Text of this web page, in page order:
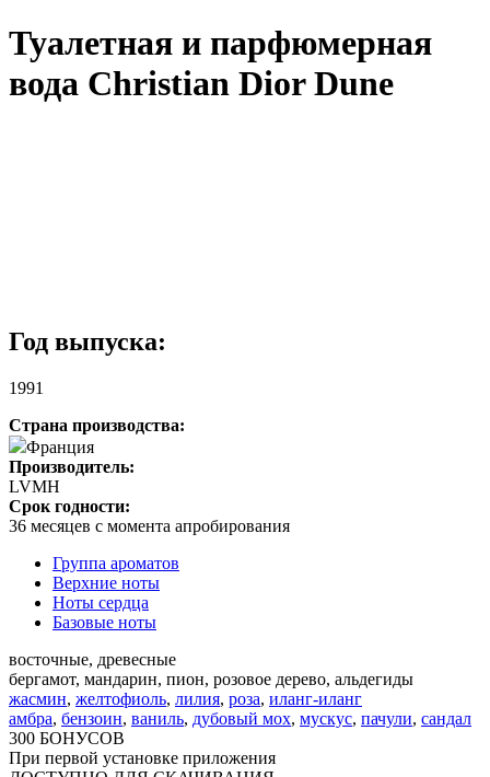
Туалетная и парфюмерная
вода Christian Dior Dune
Год выпуска:
1991
Страна производства:
Франция
Производитель:
LVMH
Срок годности:
36 месяцев с момента апробирования
Группа ароматов
Верхние ноты
Ноты сердца
Базовые ноты
восточные, древесные
бергамот, мандарин, пион, розовое дерево, альдегиды
жасмин, желтофиоль, лилия, роза, иланг-иланг
амбра, бензоин, ваниль, дубовый мох, мускус, пачули, сандал
300 БОНУСОВ
При первой установке приложения